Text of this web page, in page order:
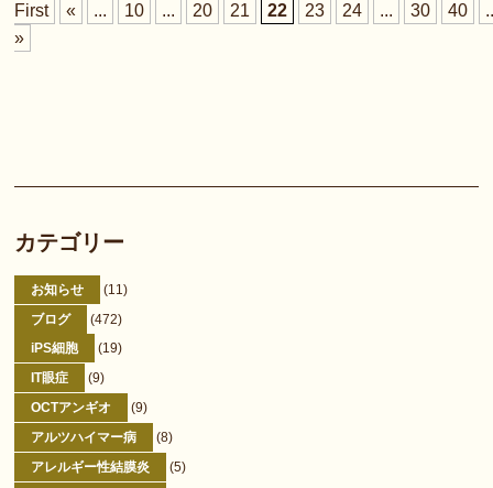
First
« ... 10 ... 20 21 22 23 24 ... 30 40
»
カテゴリー
お知らせ
(11)
ブログ
(472)
iPS細胞
(19)
IT眼症
(9)
OCTアンギオ
(9)
アルツハイマー病
(8)
アレルギー性結膜炎
(5)